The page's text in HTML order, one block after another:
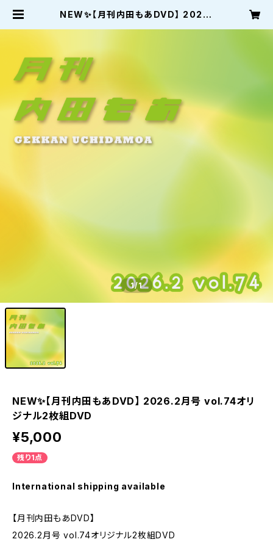
NEW✨【月刊内田もあDVD】 2026.
1/1
NEW✨【月刊内田もあDVD】 2026.2月号 vol.74オリ
ジナル2枚組DVD
¥5,000
残り1点
International shipping available
【月刊内田もあDVD】
2026.2月号 vol.74オリジナル2枚組DVD